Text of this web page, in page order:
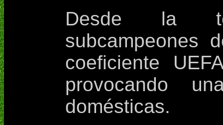
Desde la
subcampeones
coeficiente
provocando
domésticas.